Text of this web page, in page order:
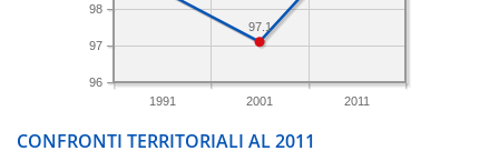
1991 2001 2011
96
97
98
97.1
CONFRONTI TERRITORIALI AL 2011